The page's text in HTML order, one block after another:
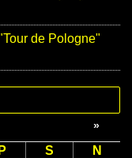
de Pologne"
»
P S
N